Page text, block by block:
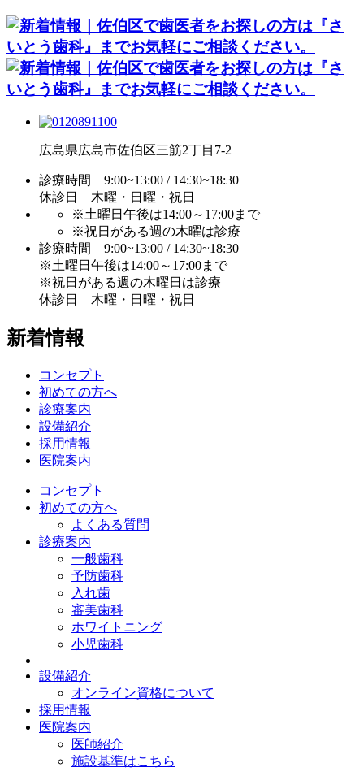
広島県広島市佐伯区三筋2丁目7-2
診療時間 9:00~13:00 / 14:30~18:30
休診日 木曜・日曜・祝日
※土曜日午後は14:00～17:00まで
※祝日がある週の木曜は診療
診療時間 9:00~13:00 / 14:30~18:30
※土曜日午後は14:00～17:00まで
※祝日がある週の木曜日は診療
休診日 木曜・日曜・祝日
新着情報
コンセプト
初めての方へ
診療案内
設備紹介
採用情報
医院案内
コンセプト
初めての方へ
よくある質問
診療案内
一般歯科
予防歯科
入れ歯
審美歯科
ホワイトニング
小児歯科
設備紹介
オンライン資格について
採用情報
医院案内
医師紹介
施設基準はこちら